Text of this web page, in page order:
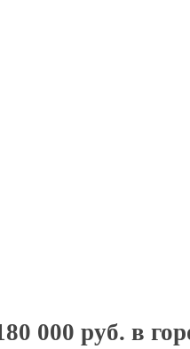
000 руб. в